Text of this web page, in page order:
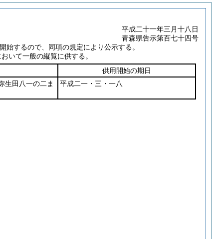
平成二十一年三月十八日
青森県告示第百七十四号
するので、同項の規定により公示する。
いて一般の縦覧に供する。
供用開始の期日
生田八一の二ま
平成二一・三・一八